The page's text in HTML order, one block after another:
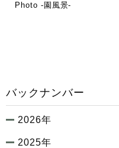
Photo -園風景-
バックナンバー
2026年
2025年